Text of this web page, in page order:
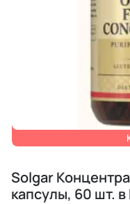
Solgar
капсулы, 60 шт.